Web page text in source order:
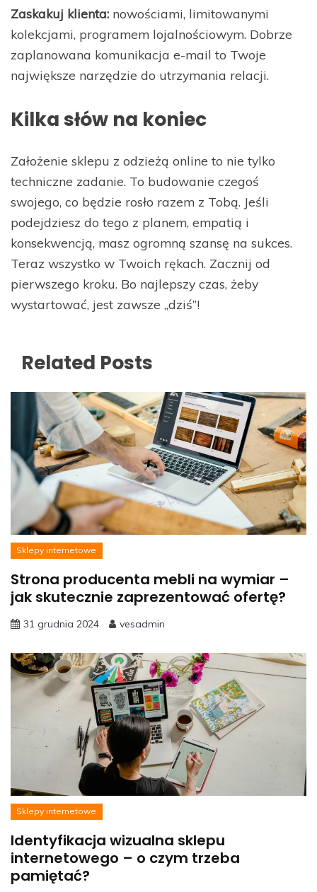
Zaskakuj klienta: nowościami, limitowanymi
kolekcjami, programem lojalnościowym. Dobrze
zaplanowana komunikacja e-mail to Twoje
największe narzędzie do utrzymania relacji.
Kilka słów na koniec
Założenie sklepu z odzieżą online to nie tylko
techniczne zadanie. To budowanie czegoś
swojego, co będzie rosło razem z Tobą. Jeśli
podejdziesz do tego z planem, empatią i
konsekwencją, masz ogromną szansę na sukces.
Teraz wszystko w Twoich rękach. Zacznij od
pierwszego kroku. Bo najlepszy czas, żeby
wystartować, jest zawsze „dziś”!
Related Posts
Sklepy internetowe
Strona producenta mebli na wymiar –
jak skutecznie zaprezentować ofertę?
31 grudnia 2024 vesadmin
Sklepy internetowe
Identyfikacja wizualna sklepu
internetowego – o czym trzeba
pamiętać?